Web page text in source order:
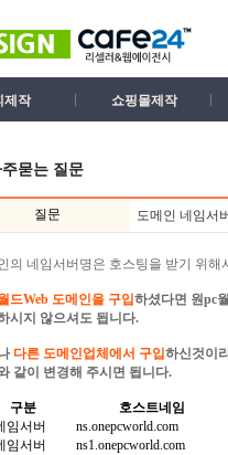
제작 쇼핑몰제작
묻는 질문
질문 도메인 네임서
의 네임서버명은 호스팅을 받기 위해
드Web 도메인을 구입하셨다면 원pc
시지 않으셔도 됩니다.
다른 도메인업체에서 구입하신것이
같이 변경해 주시면 됩니다.
구분
호스트네임
임서버
ns.onepcworld.com
임서버
ns1.onepcworld.com